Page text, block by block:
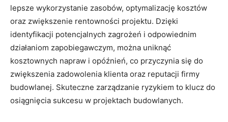
lepsze wykorzystanie zasobów, optymalizację kosztów
oraz​ zwiększenie rentowności projektu. Dzięki
identyfikacji potencjalnych zagrożeń‍ i odpowiednim
działaniom zapobiegawczym, można uniknąć
kosztownych napraw ‌i opóźnień, co przyczynia się do ​
zwiększenia ‌zadowolenia klienta oraz reputacji firmy
budowlanej. Skuteczne zarządzanie ryzykiem to klucz do⁤
osiągnięcia sukcesu ‍w projektach budowlanych.